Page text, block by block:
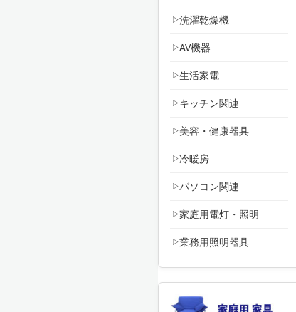
洗濯乾燥機
AV機器
生活家電
キッチン関連
美容・健康器具
冷暖房
パソコン関連
家庭用電灯・照明
業務用照明器具